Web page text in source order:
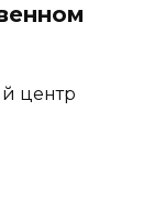
центр